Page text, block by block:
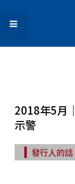
2018年5月
示警
發行人的話